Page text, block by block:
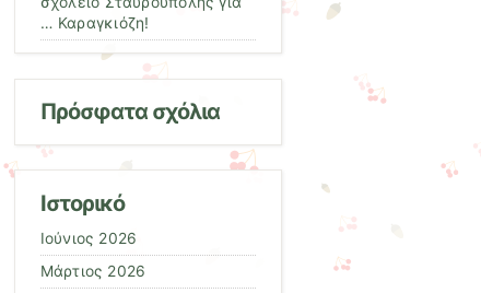
… Καραγκιόζη!
Πρόσφατα σχόλια
Ιστορικό
Ιούνιος 2026
Μάρτιος 2026